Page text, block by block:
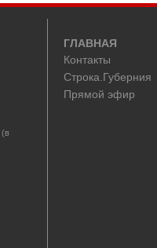
(в
ГЛАВНАЯ
Контакты
Строка.Губерния
Прямой эфир